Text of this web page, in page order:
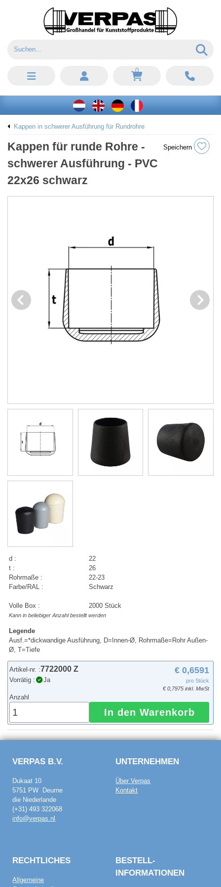
0
Kappen in schwerer Ausführung für Rundrohre
Kappen für runde Rohre -
schwerer Ausführung - PVC
22x26 schwarz
Speichern
d :
22
t :
26
Rohrmaße :
22-23
Farbe/RAL :
Schwarz
Volle Box : 2000 Stück
Kann in beliebiger Anzahl bestellt werden
Legende
Ausf.=*dickwandige Ausführung, D=Innen-Ø, Rohrmaße=Rohr Außen-
Ø, T=Tiefe
Artikel-nr. :7722000 Z
Vorrätig : Ja
€ 0,6591
pro Stück
€ 0,7975 inkl. MwSt
Anzahl
In den Warenkorb
VERPAS B.V.
Dukaat 10
5751 PW Deurne
die Niederlande
(+31) 493 322068
info@verpas.nl
UNTERNEHMEN
Über Verpas
Kontakt
RECHTLICHES
Allgemeine
BESTELL­
INFORMATIONEN